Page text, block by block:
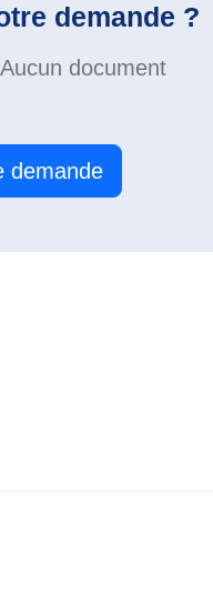
demande ?
document
demande